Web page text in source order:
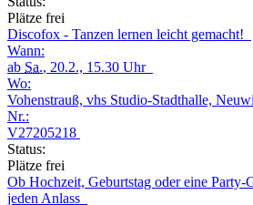
Plätze frei
Discofox - Tanzen lernen leicht gemacht!
Wann:
ab Sa., 20.2., 15.30 Uhr
Wo:
Vohenstrauß, vhs Studio-Stadthalle,
Nr.:
V27205218
Status:
Plätze frei
Ob Hochzeit, Geburtstag oder eine Party-
jeden Anlass